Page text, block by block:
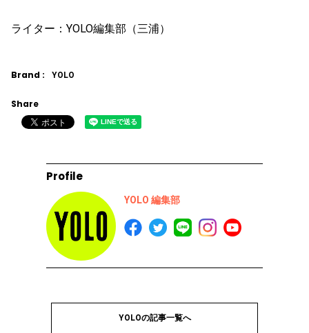
ライター：YOLO編集部（三浦）
Brand : YOLO
Share
Profile
YOLO 編集部
YOLOの記事一覧へ